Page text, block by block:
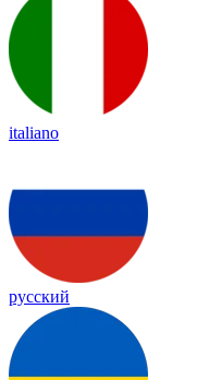
italiano
русский